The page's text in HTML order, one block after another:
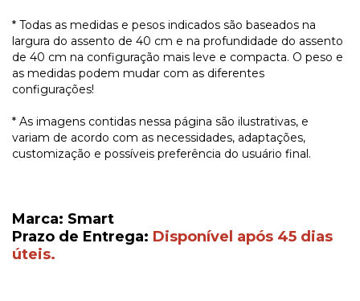
* Todas as medidas e pesos indicados são baseados na
largura do assento de 40 cm e na profundidade do assento
de 40 cm na configuração mais leve e compacta. O peso e
as medidas podem mudar com as diferentes
configurações!
* As imagens contidas nessa página são ilustrativas, e
variam de acordo com as necessidades, adaptações,
customização e possíveis preferência do usuário final.
Marca: Smart
Prazo de Entrega: Disponível após 45 dias
úteis.